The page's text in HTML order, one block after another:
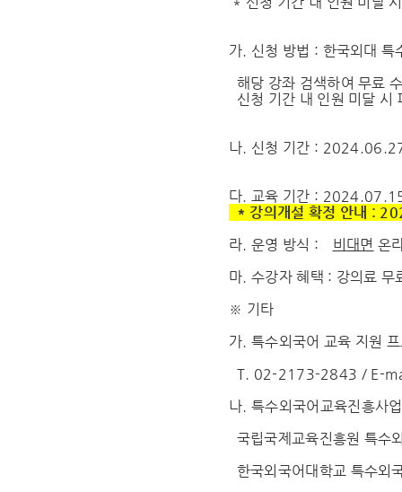
가. 신청 방법 : 한국외대 특
해당 강좌 검색하여 무료
신청 기간 내 인원 미달 시
나. 신청 기간 :
다. 교육 기간 :
* 강의개설 확정 안내 :
라. 운영 방식 : 비대면 온
마. 수강자 혜택 : 강의료 무
※ 기타
가. 특수외국어 교육 지원
T. 02-2173-2843 / E-
나. 특수외국어교육진흥사
국립국제교육진흥원 특수
한국외국어대학교 특수외